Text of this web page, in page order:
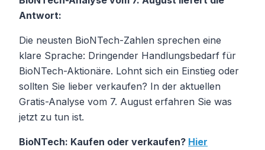
Antwort:
Die neusten BioNTech-Zahlen sprechen eine
klare Sprache: Dringender Handlungsbedarf für
BioNTech-Aktionäre. Lohnt sich ein Einstieg oder
sollten Sie lieber verkaufen? In der aktuellen
Gratis-Analyse vom 7. August erfahren Sie was
jetzt zu tun ist.
BioNTech: Kaufen oder verkaufen? Hier